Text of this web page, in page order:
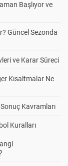
Başlıyor ve
Güncel Sezonda
ve Karar Süreci
Kısaltmalar Ne
Kavramları
Kuralları